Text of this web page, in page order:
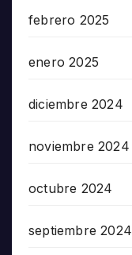
febrero 2025
enero 2025
diciembre 2024
noviembre 2024
octubre 2024
septiembre 2024